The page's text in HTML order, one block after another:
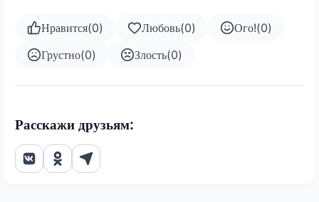
Нравится(0) Любовь(0) Ого!(0)
Грустно(0) Злость(0)
Расскажи друзьям: